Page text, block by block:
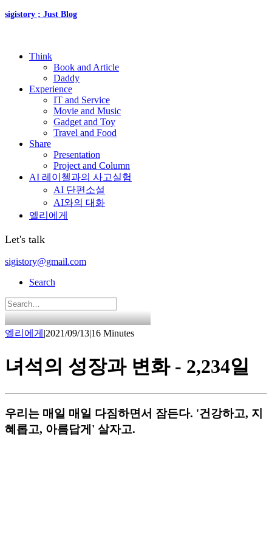
sigistory ; Just Blog
Think
Book and Article
Daddy
Experience
IT and Service
Movie and Music
Gadget and Toy
Travel and Food
Share
Presentation
Project and Column
AI 레이첼과의 사고실험
AI 단편소설
AI와의 대화
엘리에게
Let's talk
sigistory@gmail.com
Search
엘리에게 |2021/09/13|16 Minutes
녀석의 성장과 변화 - 2,234일
우리는 매일 매일 다짐하면서 잠든다. '건강하고, 지
혜롭고, 아름답게' 살자고.